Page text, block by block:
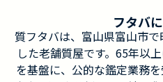
フタバ
質フタバは、富山県富山市
した老舗質屋です。65年以
を基盤に、公的な鑑定業務